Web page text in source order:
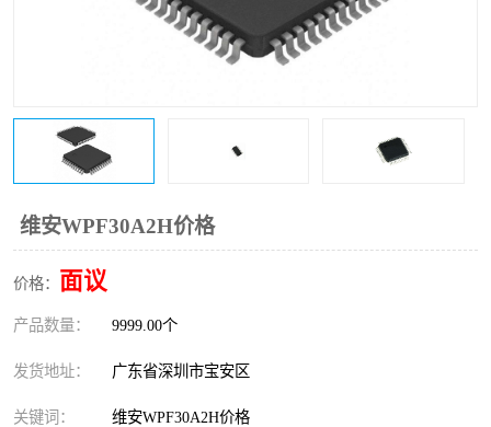
维安WPF30A2H价格
价格： 面议
产品数量： 9999.00个
发货地址： 广东省深圳市宝安区
关键词： 维安WPF30A2H价格
FT61FC
FT61F022
FT61F021